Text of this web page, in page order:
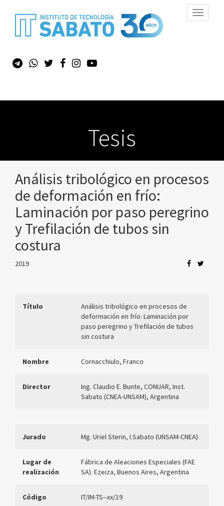
Toggle
Tesis
Análisis tribológico en procesos
de deformación en frío:
Laminación por paso peregrino
y Trefilación de tubos sin
costura
2019
Título
Análisis tribológico en procesos de
deformación en frío: Laminación por
paso peregrino y Trefilación de tubos
sin costura
Nombre Cornacchiulo, Franco
Director
Ing. Claudio E. Bunte, CONUAR, Inst.
Sabato (CNEA-UNSAM), Argentina
Jurado Mg. Uriel Sterin, I.Sabato (UNSAM-CNEA)
Lugar de
realización
Fábrica de Aleaciones Especiales (FAE
SA). Ezeiza, Buenos Aires, Argentina
Código IT/IM-TS--xx/19